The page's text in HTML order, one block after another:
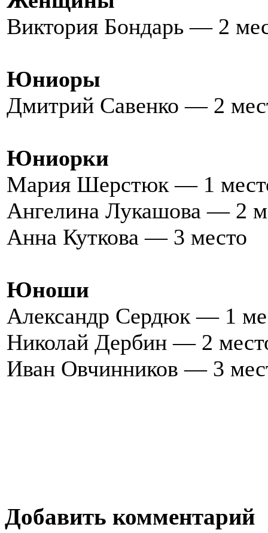
Виктория Бондарь — 2
Юниоры
Дмитрий Савенко — 2
Юниорки
Мария Шерстюк — 1
Ангелина Лукашова — 2
Анна Куткова — 3 место
Юноши
Александр Сердюк — 1
Николай Дербин — 2
Иван Овчинников — 3
Добавить комментарий